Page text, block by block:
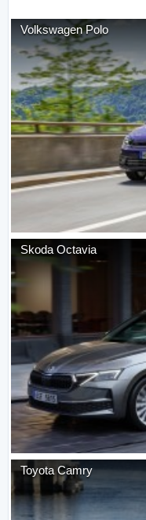
Volkswagen Polo
Skoda Octavia
Toyota Camry